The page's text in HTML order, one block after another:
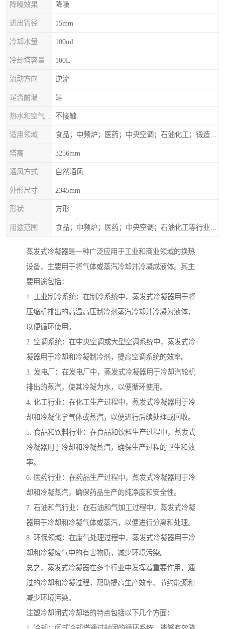
降噪效果 降噪
进出管径 15mm
冷却水量 100ml
冷却塔容量 100L
流动方向 逆流
是否耐温 是
不接触
适用领域
塔高 3256mm
通风方式 自然通风
外形尺寸 2345mm
形状 方形
用途范围
蒸发式冷凝器是一种广泛应用于工业和商业领域的换热
设备，主要用于将气体或蒸汽冷却并冷凝成液体。其主
要用途包括：
1. 工业制冷系统：在制冷系统中，蒸发式冷凝器用于将
压缩机排出的高温高压制冷剂蒸汽冷却并冷凝为液体，
以便循环使用。
2. 空调系统：在中央空调或大型空调系统中，蒸发式冷
凝器用于冷却和冷凝制冷剂，提高空调系统的效率。
3. 发电厂：在发电厂中，蒸发式冷凝器用于冷却汽轮机
排出的蒸汽，使其冷凝为水，以便循环使用。
4. 化工行业：在化工生产过程中，蒸发式冷凝器用于冷
却和冷凝化学气体或蒸汽，以便进行后续处理或回收。
5. 食品和饮料行业：在食品和饮料生产过程中，蒸发式
冷凝器用于冷却和冷凝蒸汽，确保生产过程的卫生和效
率。
6. 医药行业：在药品生产过程中，蒸发式冷凝器用于冷
却和冷凝蒸汽，确保药品生产的纯净度和安全性。
7. 石油和气行业：在石油和气加工过程中，蒸发式冷凝
器用于冷却和冷凝气体或蒸汽，以便进行分离和处理。
8. 环保领域：在废气处理过程中，蒸发式冷凝器用于冷
却和冷凝废气中的有害物质，减少环境污染。
总之，蒸发式冷凝器在多个行业中发挥着重要作用，通
过的冷却和冷凝过程，帮助提高生产效率、节约能源和
减少环境污染。
注塑冷却闭式冷却塔的特点包括以下几个方面：